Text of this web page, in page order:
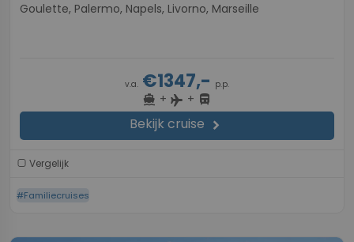
Goulette, Palermo, Napels, Livorno, Marseille
v.a. €1347,- p.p.
directions_boat + flight + directions_bus
Bekijk cruise chevron_right
Vergelijk
#Familiecruises